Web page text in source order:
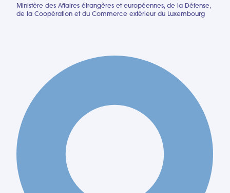
Ministère des Affaires étrangères et européennes, de la Défense,
de la Coopération et du Commerce extérieur du Luxembourg